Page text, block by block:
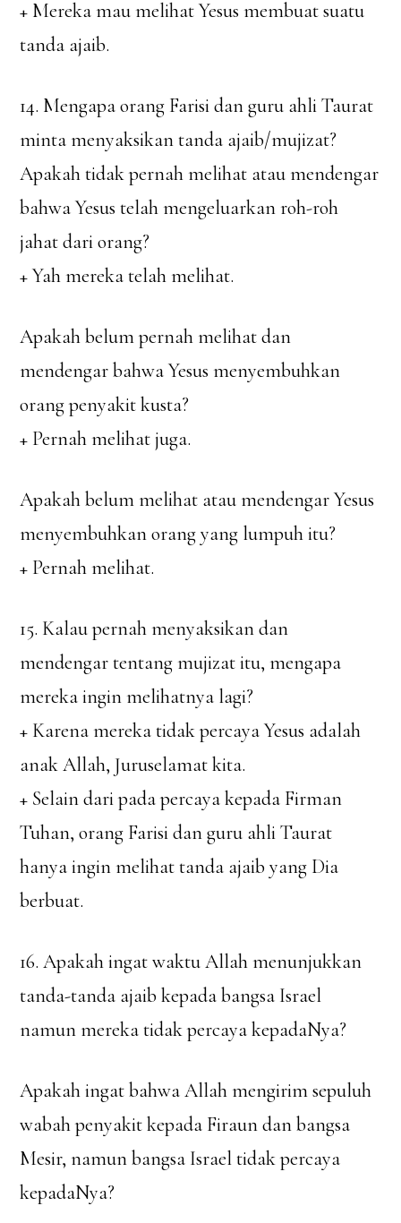
+ Mereka mau melihat Yesus membuat suatu
tanda ajaib.
14. Mengapa orang Farisi dan guru ahli Taurat
minta menyaksikan tanda ajaib/mujizat?
Apakah tidak pernah melihat atau mendengar
bahwa Yesus telah mengeluarkan roh-roh
jahat dari orang?
+ Yah mereka telah melihat.
Apakah belum pernah melihat dan
mendengar bahwa Yesus menyembuhkan
orang penyakit kusta?
+ Pernah melihat juga.
Apakah belum melihat atau mendengar Yesus
menyembuhkan orang yang lumpuh itu?
+ Pernah melihat.
15. Kalau pernah menyaksikan dan
mendengar tentang mujizat itu, mengapa
mereka ingin melihatnya lagi?
+ Karena mereka tidak percaya Yesus adalah
anak Allah, Juruselamat kita.
+ Selain dari pada percaya kepada Firman
Tuhan, orang Farisi dan guru ahli Taurat
hanya ingin melihat tanda ajaib yang Dia
berbuat.
16. Apakah ingat waktu Allah menunjukkan
tanda-tanda ajaib kepada bangsa Israel
namun mereka tidak percaya kepadaNya?
Apakah ingat bahwa Allah mengirim sepuluh
wabah penyakit kepada Firaun dan bangsa
Mesir, namun bangsa Israel tidak percaya
kepadaNya?